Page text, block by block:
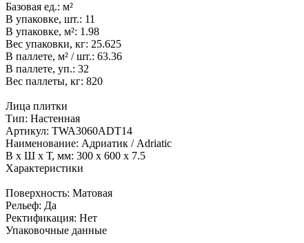
Базовая ед.: м²
В упаковке, шт.: 11
В упаковке, м²: 1.98
Вес упаковки, кг: 25.625
В паллете, м² / шт.: 63.36
В паллете, уп.: 32
Вес паллеты, кг: 820
Лица плитки
Тип: Настенная
Артикул: TWA3060ADT14
Наименование: Адриатик / Adriatic
В x Ш x Т, мм: 300 x 600 x 7.5
Характеристики
Поверхность: Матовая
Рельеф: Да
Ректификация: Нет
Упаковочные данные